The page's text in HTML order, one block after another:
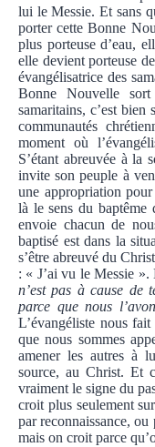
lui le Messie. Et sans
porter cette Bonne
plus porteuse d’eau,
elle devient porteuse
évangélisatrice des
Bonne Nouvelle
samaritains, c’est bien
communautés
moment où
S’étant abreuvée à la
invite son peuple à
une appropriation
là le sens du baptême
envoie chacun de
baptisé est dans la
s’être abreuvé du
: « J’ai vu le Messie
n’est pas à cause de
parce que nous
L’évangéliste nous
que nous sommes
amener les autres à
source, au Christ. Et
vraiment le signe du
croit plus seulement
par reconnaissance, ou
mais on croit parce